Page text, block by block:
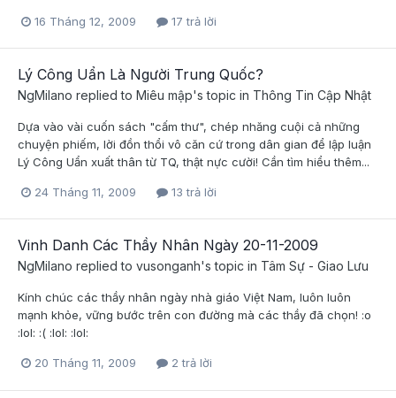
16 Tháng 12, 2009 17 trả lời
Lý Công Uẩn Là Người Trung Quốc?
NgMilano replied to Miêu mập's topic in Thông Tin Cập Nhật
Dựa vào vài cuốn sách "cấm thư", chép nhăng cuội cả những
chuyện phiếm, lời đồn thổi vô căn cứ trong dân gian để lập luận
Lý Công Uẩn xuất thân từ TQ, thật nực cười! Cần tìm hiểu thêm...
24 Tháng 11, 2009 13 trả lời
Vinh Danh Các Thầy Nhân Ngày 20-11-2009
NgMilano replied to vusonganh's topic in Tâm Sự - Giao Lưu
Kính chúc các thầy nhân ngày nhà giáo Việt Nam, luôn luôn
mạnh khỏe, vững bước trên con đường mà các thầy đã chọn! :o
:lol: :( :lol: :lol:
20 Tháng 11, 2009 2 trả lời